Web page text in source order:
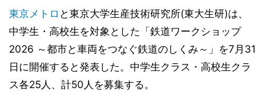
東京メトロ と東京大学生産技術研究所(東大生研)は、
中学生・高校生を対象とした「鉄道ワークショップ
2026 ～都市と車両をつなぐ鉄道のしくみ～」を7月31
日に開催すると発表した。中学生クラス・高校生クラ
ス各25人、計50人を募集する。